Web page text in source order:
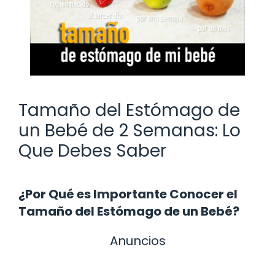
Tamaño del Estómago de
un Bebé de 2 Semanas: Lo
Que Debes Saber
¿Por Qué es Importante Conocer el
Tamaño del Estómago de un Bebé?
Anuncios